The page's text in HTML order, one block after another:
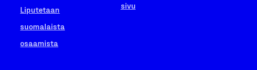
Liputetaan
suomalaista
osaamista
sivu